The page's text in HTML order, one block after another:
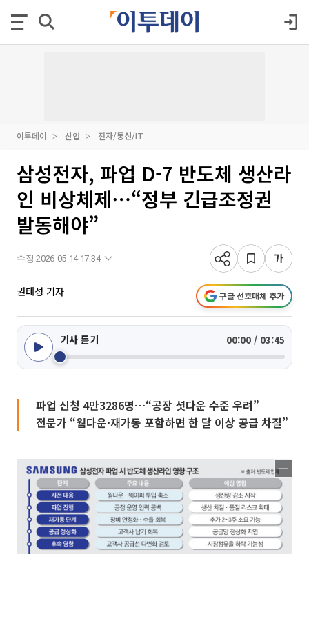
이투데이 산업 전자/통신/IT
삼성전자, 파업 D-7 반도체 생산라
인 비상체제⋯“정부 긴급조정권
발동해야”
수정 2026-05-14 17:34
권태성 기자 구글 선호매체 추가
기사 듣기 00:00 / 03:45
파업 신청 4만3286명…“공장 셧다운 수준 우려”
전문가 “웜다운·재가동 포함하면 한 달 이상 공급 차질”